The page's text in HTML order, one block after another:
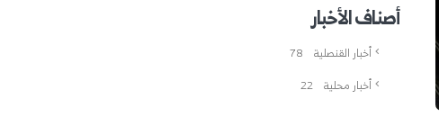
أصناف الأخبار
أخبار القنصلية
أخبار محلية